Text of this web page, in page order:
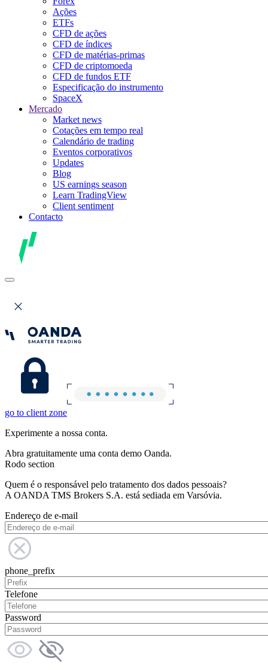
Ações
ETFs
CFD de ações
CFD de índices
CFD de matérias-primas
CFD de criptomoeda
CFD de fundos ETF
Especificação do instrumento
SpaceX
Mercado
Market news
Cotações em tempo real
Calendário de trading
Eventos corporativos
Updates
Blog
US earnings season
Learn TradingView
Client sentiment
Contacto
go to client zone
Experimente a nossa conta.
Abra gratuitamente uma conta demo Oanda.
Rodo section
Quem é o responsável pelo tratamento dos dados pessoais?
A OANDA TMS Brokers S.A. está sediada em Varsóvia.
Endereço de e-mail
phone_prefix
Telefone
Password